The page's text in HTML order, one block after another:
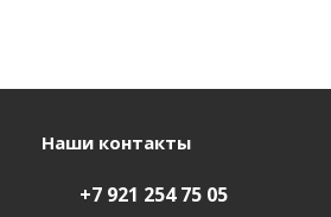
Наши контакты
+7 921 254 75 05